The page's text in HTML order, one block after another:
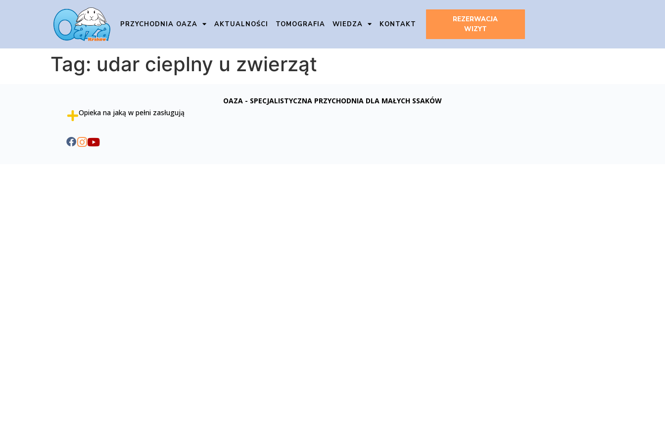
PRZYCHODNIA OAZA AKTUALNOŚCI TOMOGRAFIA WIEDZA KONTAKT
REZERWACJA
WIZYT
Tag: udar cieplny u zwierząt
OAZA - SPECJALISTYCZNA PRZYCHODNIA DLA MAŁYCH SSAKÓW
Opieka na jaką w pełni zasługują